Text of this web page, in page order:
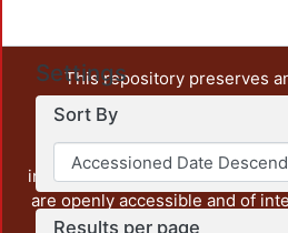
Settings
Sort By
Results per page
This repository preserves
unrestricted open access, the
output of UAM Azcapotzalco.
administrative and graphic
institution, as well as content
are openly accessible and of